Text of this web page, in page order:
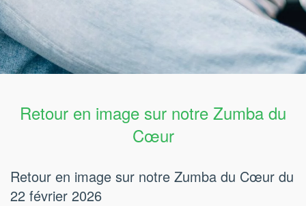
Retour en image sur notre Zumba du
Cœur
Retour en image sur notre Zumba du Cœur du
22 février 2026